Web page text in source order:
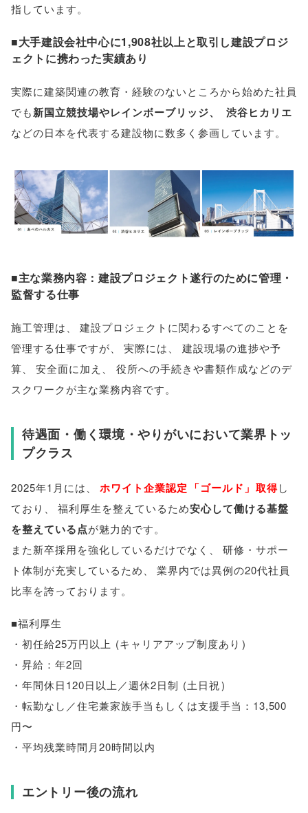
指しています。
■大手建設会社中心に1,908社以上と取引し建設プロジ
ェクトに携わった実績あり
実際に建築関連の教育・経験のないところから始めた社員
でも新国立競技場やレインボーブリッジ、 渋谷ヒカリエ
などの日本を代表する建設物に数多く参画しています。
■主な業務内容：建設プロジェクト遂行のために管理・
監督する仕事
施工管理は
建設プロジェクトに関わるすべてのことを
管理する仕事ですが
実際には
建設現場の進捗や予
算
安全面に加え
役所への手続きや書類作成などのデ
スクワークが主な業務内容です。
待遇面・働く環境・やりがいにおいて業界トッ
プクラス
2025年1月には ホワイト企業認定 「ゴールド 」 取得し
ており
福利厚生を整えているため安心して働ける基盤
を整えている点が魅力的です。
また新卒採用を強化しているだけでなく
研修・サポー
ト体制が充実しているため
業界内では異例の20代社員
比率を誇っております。
■福利厚生
・初任給25万円以上 (キャリアアップ制度あり )
・昇給：年2回
・年間休日120日以上／週休2日制 (土日祝)
・転勤なし／住宅兼家族手当もしくは支援手当：13,500
円〜
・平均残業時間月20時間以内
エントリー後の流れ